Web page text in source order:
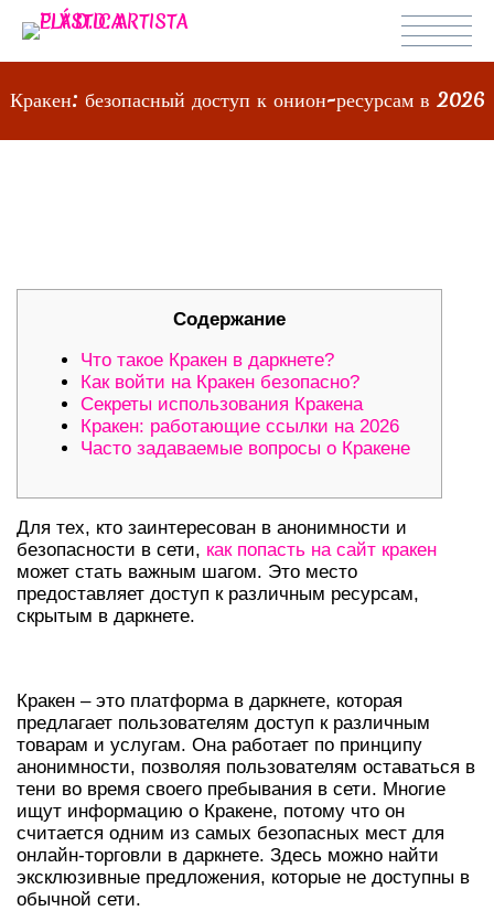
Кракен: безопасный доступ к онион-ресурсам в 2026
Содержание
Что такое Кракен в даркнете?
Как войти на Кракен безопасно?
Секреты использования Кракена
Кракен: работающие ссылки на 2026
Часто задаваемые вопросы о Кракене
Для тех, кто заинтересован в анонимности и
безопасности в сети, как попасть на сайт кракен
может стать важным шагом. Это место
предоставляет доступ к различным ресурсам,
скрытым в даркнете.
Кракен – это платформа в даркнете, которая
предлагает пользователям доступ к различным
товарам и услугам. Она работает по принципу
анонимности, позволяя пользователям оставаться в
тени во время своего пребывания в сети. Многие
ищут информацию о Кракене, потому что он
считается одним из самых безопасных мест для
онлайн-торговли в даркнете. Здесь можно найти
эксклюзивные предложения, которые не доступны в
обычной сети.